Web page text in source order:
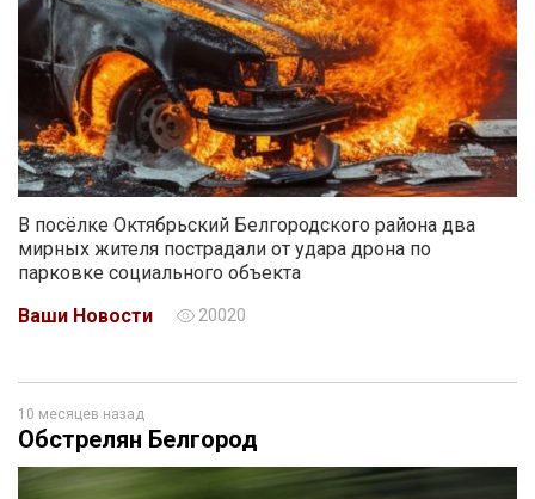
В посёлке Октябрьский Белгородского района два
мирных жителя пострадали от удара дрона по
парковке социального объекта
Ваши Новости
20020
10 месяцев назад
Обстрелян Белгород